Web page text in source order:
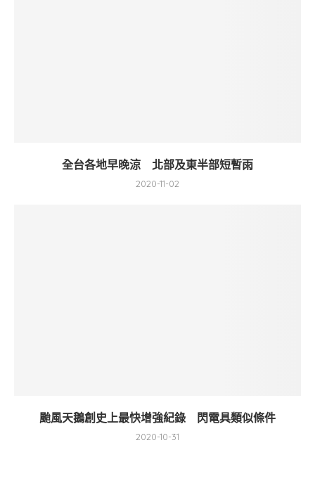
全台各地早晚涼 北部及東半部短暫雨
2020-11-02
颱風天鵝創史上最快增強紀錄 閃電具類似條件
2020-10-31